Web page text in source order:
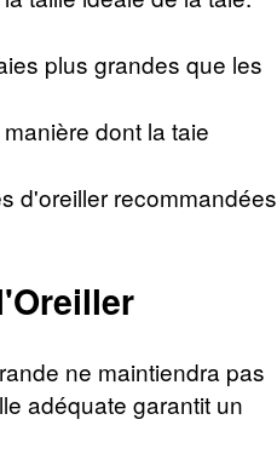
plus grandes que les
dont la taie
d'oreiller recommandées
ne maintiendra pas
adéquate garantit un